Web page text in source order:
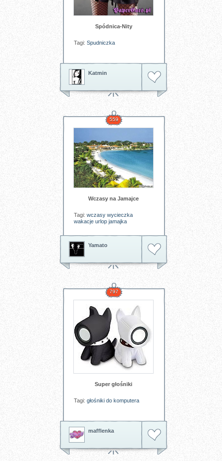
Spódnica-Nity
Tagi: Spudniczka
Katmin
559
Wczasy na Jamajce
Tagi: wczasy wycieczka
wakacje urlop jamajka
Yamato
797
Super głośniki
Tagi: głośniki do komputera
mafflenka